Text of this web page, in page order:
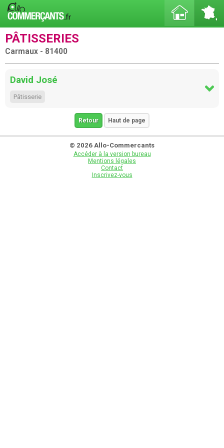
PÂTISSERIES
Carmaux - 81400
David José
Pâtisserie
Retour Haut de page
© 2026 Allo-Commercants
Accéder à la version bureau
Mentions légales
Contact
Inscrivez-vous